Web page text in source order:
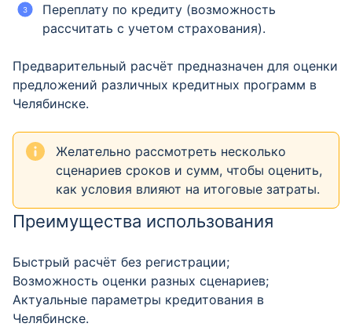
Переплату по кредиту (возможность
рассчитать с учетом страхования).
Предварительный расчёт предназначен для оценки
предложений различных кредитных программ в
Челябинске.
Желательно рассмотреть несколько
сценариев сроков и сумм, чтобы оценить,
как условия влияют на итоговые затраты.
Преимущества использования
Быстрый расчёт без регистрации;
Возможность оценки разных сценариев;
Актуальные параметры кредитования в
Челябинске.